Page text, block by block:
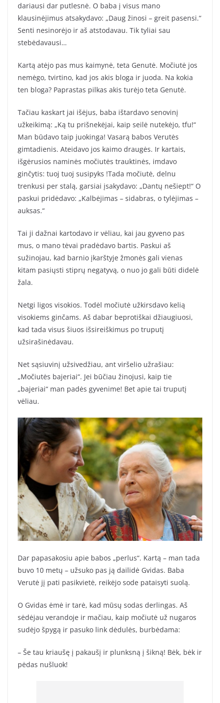
dariausi dar putlesnė. O baba į visus mano
klausinėjimus atsakydavo: „Daug žinosi – greit pasensi.“
Senti nesinorėjo ir aš atstodavau. Tik tyliai sau
stebėdavausi…
Kartą atėjo pas mus kaimynė, teta Genutė. Močiutė jos
nemėgo, tvirtino, kad jos akis bloga ir juoda. Na kokia
ten bloga? Paprastas pilkas akis turėjo teta Genutė.
Tačiau kaskart jai išėjus, baba ištardavo senovinį
užkeikimą: „Ką tu prišnekėjai, kaip seilė nutekėjo, tfu!“
Man būdavo taip juokinga! Vasarą babos Verutės
gimtadienis. Ateidavo jos kaimo draugės. Ir kartais,
išgėrusios naminės močiutės trauktinės, imdavo
ginčytis: tuoj tuoj susipyks !Tada močiutė, delnu
trenkusi per stalą, garsiai įsakydavo: „Dantų nešiept!“ O
paskui pridėdavo: „Kalbėjimas – sidabras, o tylėjimas –
auksas.“
Tai ji dažnai kartodavo ir vėliau, kai jau gyveno pas
mus, o mano tėvai pradėdavo bartis. Paskui aš
sužinojau, kad barnio įkarštyje žmonės gali vienas
kitam pasiųsti stiprų negatyvą, o nuo jo gali būti didelė
žala.
Netgi ligos visokios. Todėl močiutė užkirsdavo kelią
visokiems ginčams. Aš dabar beprotiškai džiaugiuosi,
kad tada visus šiuos išsireiškimus po truputį
užsirašinėdavau.
Net sąsiuvinį užsivedžiau, ant viršelio užrašiau:
„Močiutės bajeriai“. Jei būčiau žinojusi, kaip tie
„bajeriai“ man padės gyvenime! Bet apie tai truputį
vėliau.
Dar papasakosiu apie babos „perlus“. Kartą – man tada
buvo 10 metų – užsuko pas ją dailidė Gvidas. Baba
Verutė jį pati pasikvietė, reikėjo sode pataisyti suolą.
O Gvidas ėmė ir tarė, kad mūsų sodas derlingas. Aš
sėdėjau verandoje ir mačiau, kaip močiutė už nugaros
sudėjo špygą ir pasuko link dėdulės, burbėdama:
– Še tau kriaušę į pakaušį ir plunksną į šikną! Bėk, bėk ir
pėdas nušluok!